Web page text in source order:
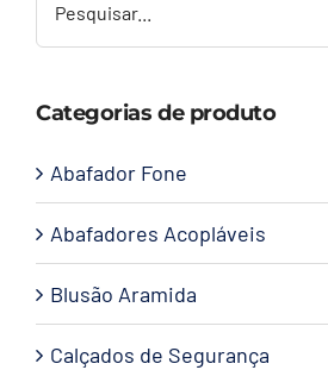
Categorias de produto
Abafador Fone
Abafadores Acopláveis
Blusão Aramida
Calçados de Segurança